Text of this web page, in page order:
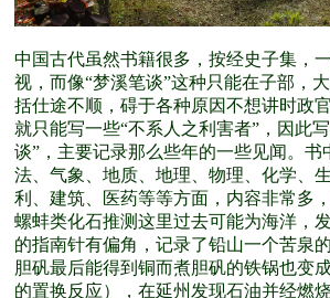
中国古代虽然书籍很多，按经史子集，
视，而像“梦溪笔谈”这种只能在子部，
括仕途不顺，碍于各种原因不想讲时政
就只能写一些“不系人之利害者”，因此
谈”，主要记录那么些年的一些见闻。书
法、气象、地质、地理、物理、化学、
利、建筑、医药等等方面，内容非常多
螺蚌类化石推测这里过去可能为海洋，
的指南针有偏角，记录了铅山一个苦泉
胆矾最后能得到铜而煮胆矾的铁锅也变
的置换反应），在延州发现石油并经燃